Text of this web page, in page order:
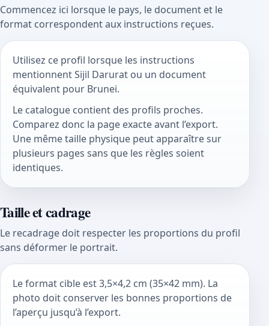
Commencez ici lorsque le pays, le document et le
format correspondent aux instructions reçues.
Utilisez ce profil lorsque les instructions
mentionnent Sijil Darurat ou un document
équivalent pour Brunei.
Le catalogue contient des profils proches.
Comparez donc la page exacte avant l’export.
Une même taille physique peut apparaître sur
plusieurs pages sans que les règles soient
identiques.
Taille et cadrage
Le recadrage doit respecter les proportions du profil
sans déformer le portrait.
Le format cible est 3,5×4,2 cm (35×42 mm). La
photo doit conserver les bonnes proportions de
l’aperçu jusqu’à l’export.